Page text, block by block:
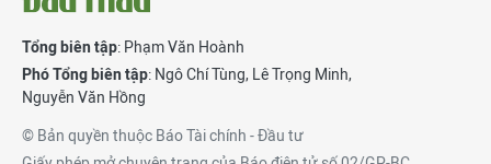
Tổng biên tập: Phạm Văn Hoành
Phó Tổng biên tập: Ngô Chí Tùng, Lê Trọng Minh,
Nguyễn Văn Hồng
© Bản quyền thuộc Báo Tài chính - Đầu tư